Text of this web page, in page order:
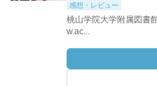
感想・レビュー
桃山学院大学附属図書
w.ac...